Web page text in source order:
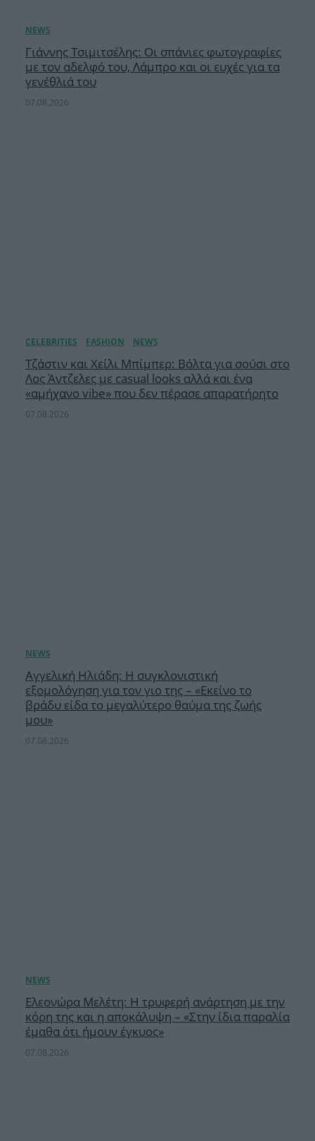
Γιάννης Τσιμιτσέλης: Οι σπάνιες φωτογραφίες
με τον αδελφό του, Λάμπρο και οι ευχές για τα
γενέθλιά του
07.08.2026
Τζάστιν και Χείλι Μπίμπερ: Βόλτα για σούσι στο
Λος Άντζελες με casual looks αλλά και ένα
«αμήχανο vibe» που δεν πέρασε απαρατήρητο
07.08.2026
Αγγελική Ηλιάδη: Η συγκλονιστική
εξομολόγηση για τον γιο της – «Εκείνο το
βράδυ είδα το μεγαλύτερο θαύμα της ζωής
μου»
07.08.2026
Ελεονώρα Μελέτη: Η τρυφερή ανάρτηση με την
κόρη της και η αποκάλυψη – «Στην ίδια παραλία
έμαθα ότι ήμουν έγκυος»
07.08.2026